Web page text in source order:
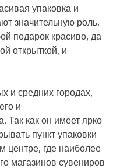
упаковка и
значительную роль.
подарок красиво, да
открыткой, и
и средних городах,
и
Так как он имеет ярко
пункт упаковки
центре, где наиболее
магазинов сувениров